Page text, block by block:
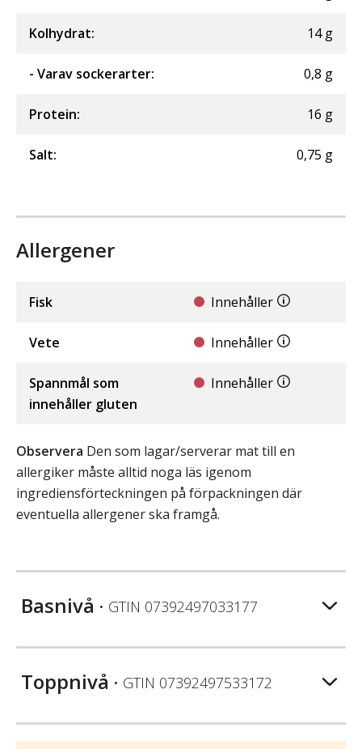
Kolhydrat: 14 g
- Varav sockerarter: 0,8 g
Protein: 16 g
Salt: 0,75 g
Allergener
Fisk Innehåller
Vete Innehåller
Spannmål som
innehåller gluten
Innehåller
Observera Den som lagar/serverar mat till en
allergiker måste alltid noga läs igenom
ingrediensförteckningen på förpackningen där
eventuella allergener ska framgå.
Basnivå • GTIN 07392497033177
Toppnivå • GTIN 07392497533172